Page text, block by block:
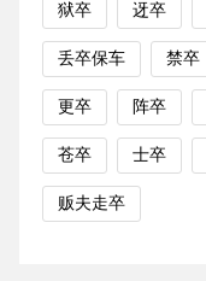
狱卒 迓卒
丢卒保车 禁卒
更卒 阵卒
苍卒 士卒
贩夫走卒